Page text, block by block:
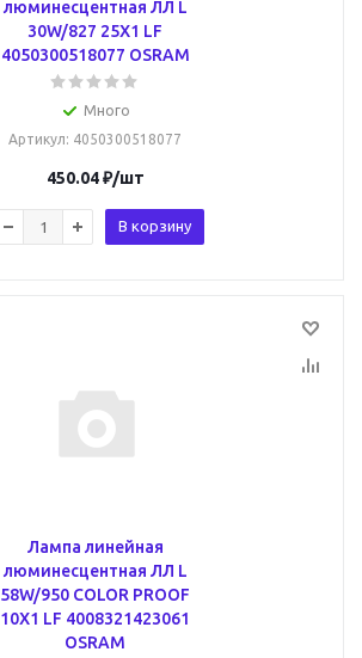
люминесцентная ЛЛ L
30W/827 25X1 LF
4050300518077 OSRAM
Много
Артикул: 4050300518077
450.04₽/шт
В корзину
Лампа линейная
люминесцентная ЛЛ L
58W/950 COLOR PROOF
10X1 LF 4008321423061
OSRAM